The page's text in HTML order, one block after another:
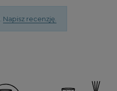
Napisz recenzję.